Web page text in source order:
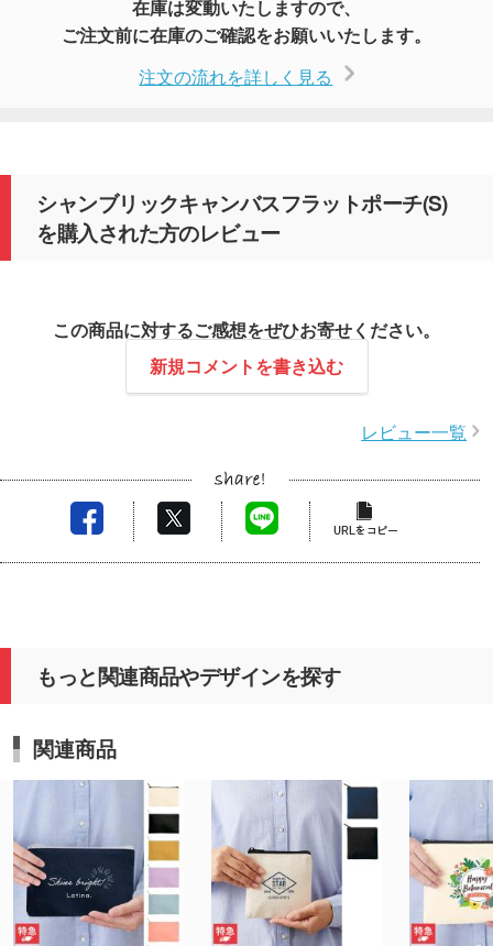
在庫は変動いたしますので、
ご注文前に在庫のご確認をお願いいたします。
注文の流れを詳しく見る
シャンブリックキャンバスフラットポーチ(S)
を購入された方のレビュー
この商品に対するご感想をぜひお寄せください。
新規コメントを書き込む
レビュー一覧
もっと関連商品やデザインを探す
関連商品